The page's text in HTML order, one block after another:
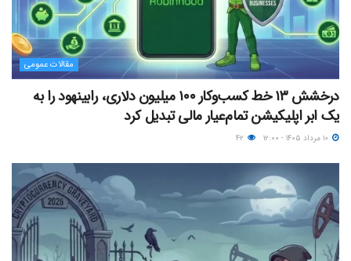
مقالات عمومی
درخشش ۱۳ خط کسب‌وکار ۱۰۰ میلیون دلاری، رابینهود را به
یک ابر اپلیکیشن تمام‌عیار مالی تبدیل کرد